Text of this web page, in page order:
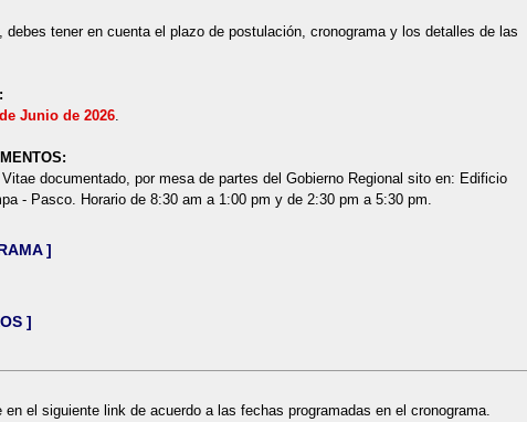
debes tener en cuenta el plazo de postulación, cronograma y los detalles de las
Junio de 2026
documentado, por mesa de partes del Gobierno Regional sito en: Edificio
- Pasco. Horario de 8:30 am a 1:00 pm y de 2:30 pm a 5:30 pm.
]
]
en el siguiente link de acuerdo a las fechas programadas en el cronograma.